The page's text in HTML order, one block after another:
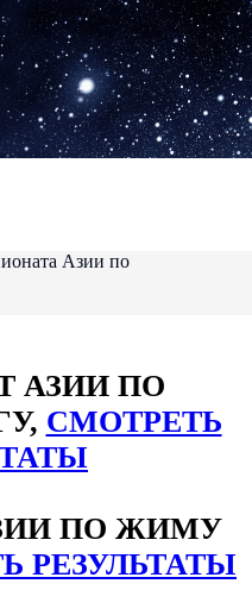
Азии по
АЗИИ ПО
СМОТРЕТЬ
ПО ЖИМУ
РЕЗУЛЬТАТЫ